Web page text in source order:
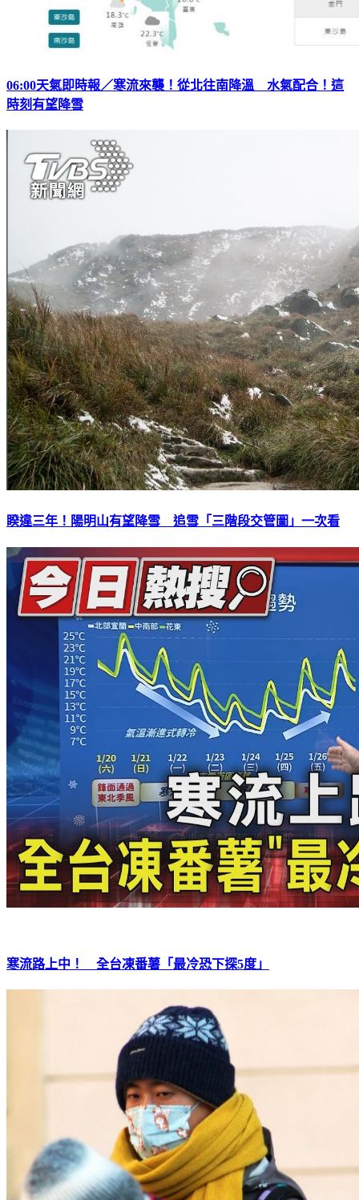
06:00天氣即時報／寒流來襲！從北往南降溫 水氣配合！這
時刻有望降雪
睽違三年！陽明山有望降雪 追雪「三階段交管圖」一次看
寒流路上中！ 全台凍番薯「最冷恐下探5度」